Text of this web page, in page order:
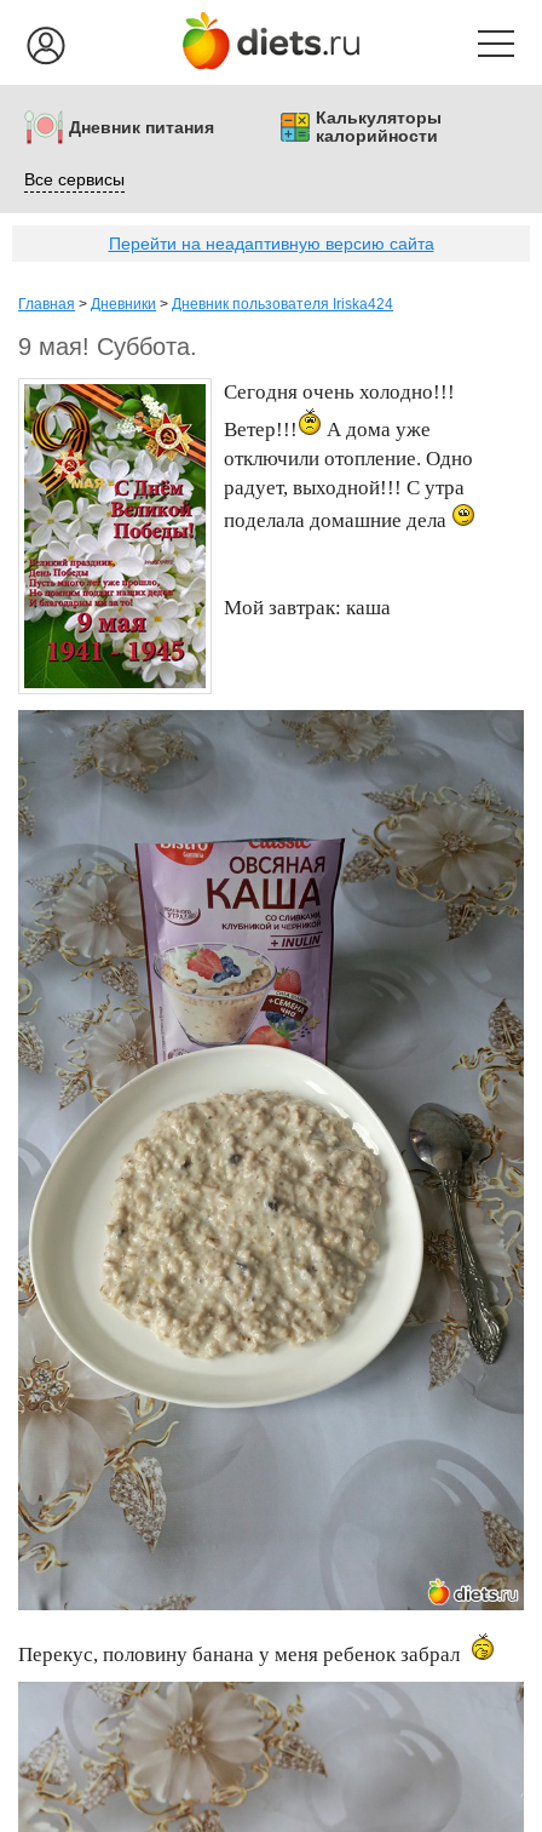
Дневник питания
Калькуляторы
калорийности
Все сервисы
Перейти на неадаптивную версию сайта
Главная > Дневники > Дневник пользователя Iriska424
9 мая! Суббота.
Сегодня очень холодно!!!
Ветер!!!
А дома уже
отключили отопление. Одно
радует, выходной!!! С утра
поделала домашние дела
Мой завтрак: каша
Перекус, половину банана у меня ребенок забрал